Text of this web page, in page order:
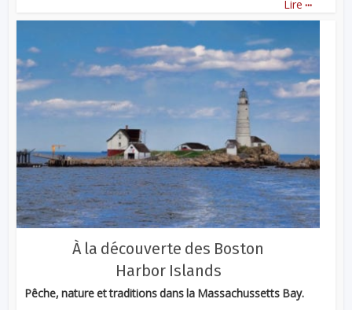
Lire
À la découverte des Boston
Harbor Islands
Pêche, nature et traditions dans la Massachussetts Bay.